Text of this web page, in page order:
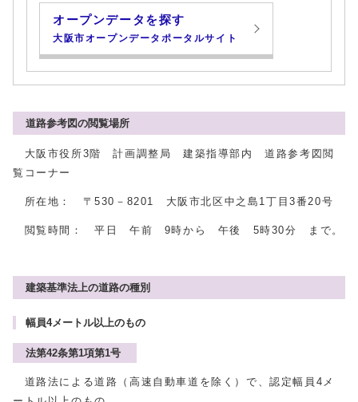
オープンデータを探す
大阪市オープンデータポータルサイト
道路参考図の閲覧場所
大阪市役所3階 計画調整局 建築指導部内 道路参考図閲
覧コーナー
所在地： 〒530－8201 大阪市北区中之島1丁目3番20号
閲覧時間： 平日 午前 9時から 午後 5時30分 まで。
建築基準法上の道路の種別
幅員4メートル以上のもの
法第42条第1項第1号
道路法による道路（高速自動車道を除く）で、認定幅員4メ